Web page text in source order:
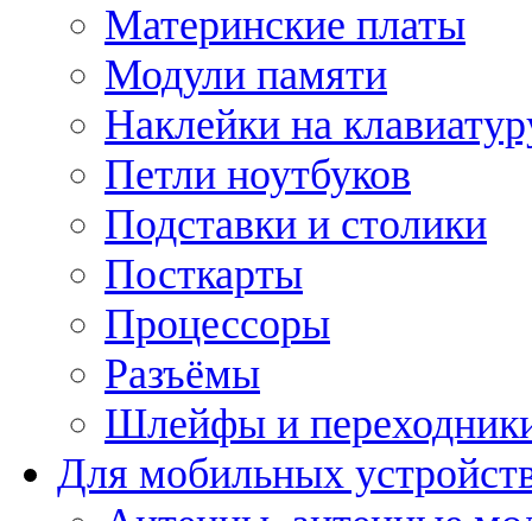
Материнские платы
Модули памяти
Наклейки на
Петли ноутбуков
Подставки и столики
Посткарты
Процессоры
Разъёмы
Шлейфы и
Для мобильных